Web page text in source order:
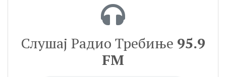
Слушај Радио Требиње 95.9
FM